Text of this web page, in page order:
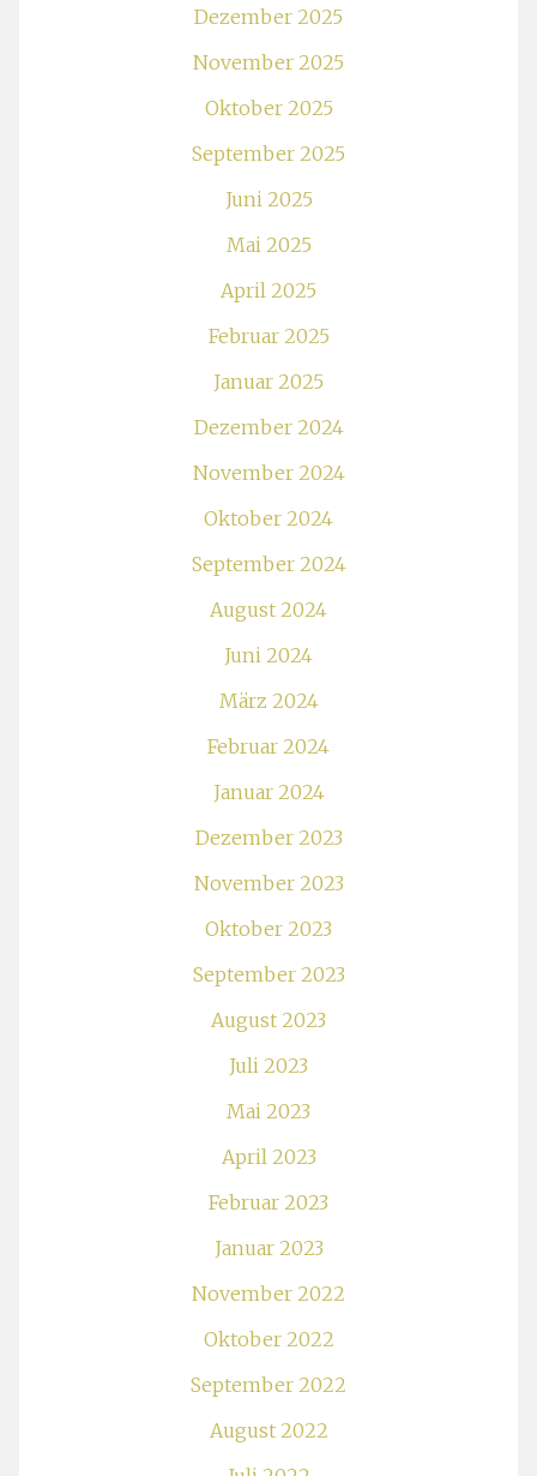
Dezember 2025
November 2025
Oktober 2025
September 2025
Juni 2025
Mai 2025
April 2025
Februar 2025
Januar 2025
Dezember 2024
November 2024
Oktober 2024
September 2024
August 2024
Juni 2024
März 2024
Februar 2024
Januar 2024
Dezember 2023
November 2023
Oktober 2023
September 2023
August 2023
Juli 2023
Mai 2023
April 2023
Februar 2023
Januar 2023
November 2022
Oktober 2022
September 2022
August 2022